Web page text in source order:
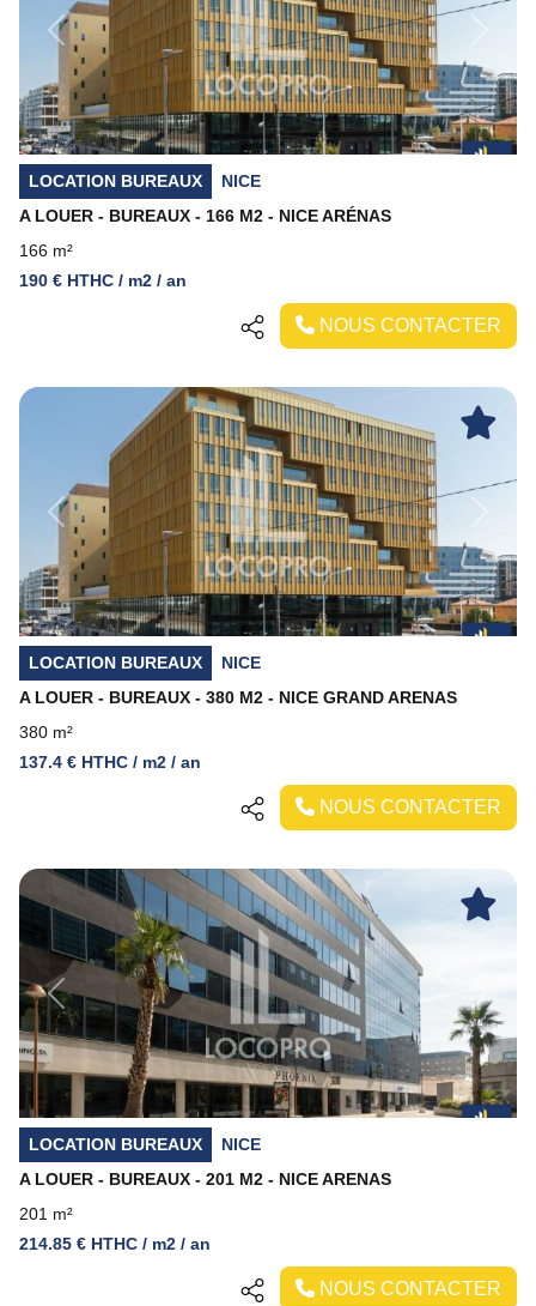
Previous
LOCATION BUREAUX
NICE
A LOUER - BUREAUX - 166 M2 - NICE ARÉNAS
166 m²
190 € HTHC / m2 / an
NOUS CONTACTER
Previous
LOCATION BUREAUX
NICE
A LOUER - BUREAUX - 380 M2 - NICE GRAND ARENAS
380 m²
137.4 € HTHC / m2 / an
NOUS CONTACTER
Previous Next
LOCATION BUREAUX
NICE
A LOUER - BUREAUX - 201 M2 - NICE ARENAS
201 m²
214.85 € HTHC / m2 / an
NOUS CONTACTER